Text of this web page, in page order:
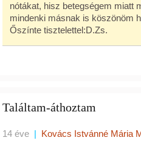
nótákat, hisz betegségem miatt
mindenki másnak is köszönöm
Őszínte tisztelettel:D.Zs.
Találtam-áthoztam
14 éve | Kovács Istvánné Mária